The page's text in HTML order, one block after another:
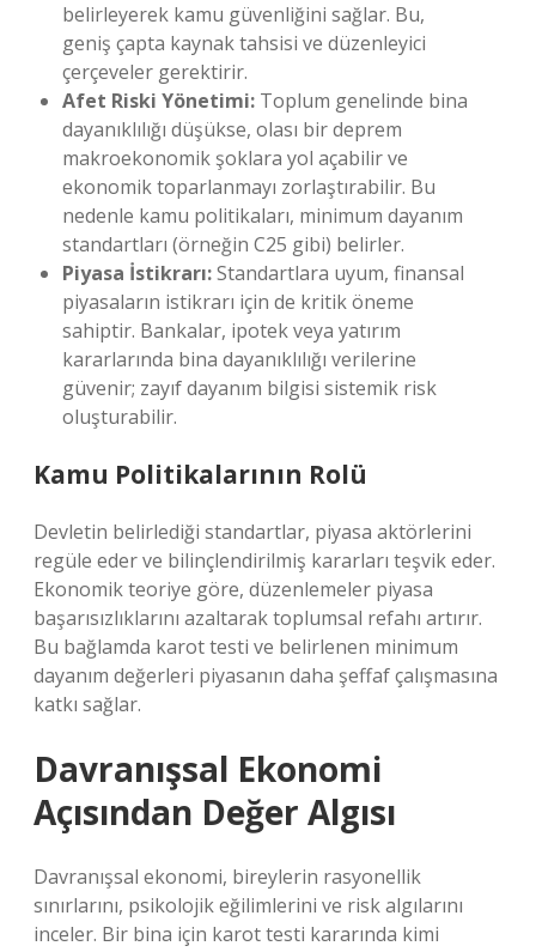
belirleyerek kamu güvenliğini sağlar. Bu,
geniş çapta kaynak tahsisi ve düzenleyici
çerçeveler gerektirir.
Afet Riski Yönetimi: Toplum genelinde bina
dayanıklılığı düşükse, olası bir deprem
makroekonomik şoklara yol açabilir ve
ekonomik toparlanmayı zorlaştırabilir. Bu
nedenle kamu politikaları, minimum dayanım
standartları (örneğin C25 gibi) belirler.
Piyasa İstikrarı:Standartlara uyum, finansal
piyasaların istikrarı için de kritik öneme
sahiptir. Bankalar, ipotek veya yatırım
kararlarında bina dayanıklılığı verilerine
güvenir; zayıf dayanım bilgisi sistemik risk
oluşturabilir.
Kamu Politikalarının Rolü
Devletin belirlediği standartlar, piyasa aktörlerini
regüle eder ve bilinçlendirilmiş kararları teşvik eder.
Ekonomik teoriye göre, düzenlemeler piyasa
başarısızlıklarını azaltarak toplumsal refahı artırır.
Bu bağlamda karot testi ve belirlenen minimum
dayanım değerleri piyasanın daha şeffaf çalışmasına
katkı sağlar.
Davranışsal Ekonomi
Açısından Değer Algısı
Davranışsal ekonomi, bireylerin rasyonellik
sınırlarını, psikolojik eğilimlerini ve risk algılarını
inceler. Bir bina için karot testi kararında kimi